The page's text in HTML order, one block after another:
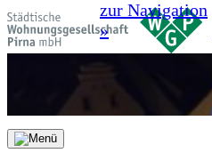
zur Navigation
»